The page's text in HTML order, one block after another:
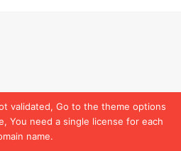
validated, Go to the theme options
You need a single license for each
name.